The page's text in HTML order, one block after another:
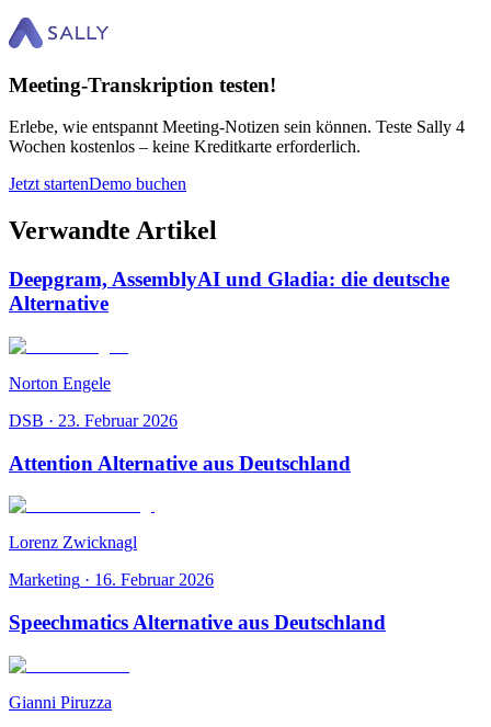
Meeting-Transkription testen!
Erlebe, wie entspannt Meeting-Notizen sein können. Teste Sally 4
Wochen kostenlos – keine Kreditkarte erforderlich.
Jetzt startenDemo buchen
Verwandte Artikel
Deepgram, AssemblyAI und Gladia: die deutsche
Alternative
Norton Engele
DSB · 23. Februar 2026
Attention Alternative aus Deutschland
Lorenz Zwicknagl
Marketing · 16. Februar 2026
Speechmatics Alternative aus Deutschland
Gianni Piruzza